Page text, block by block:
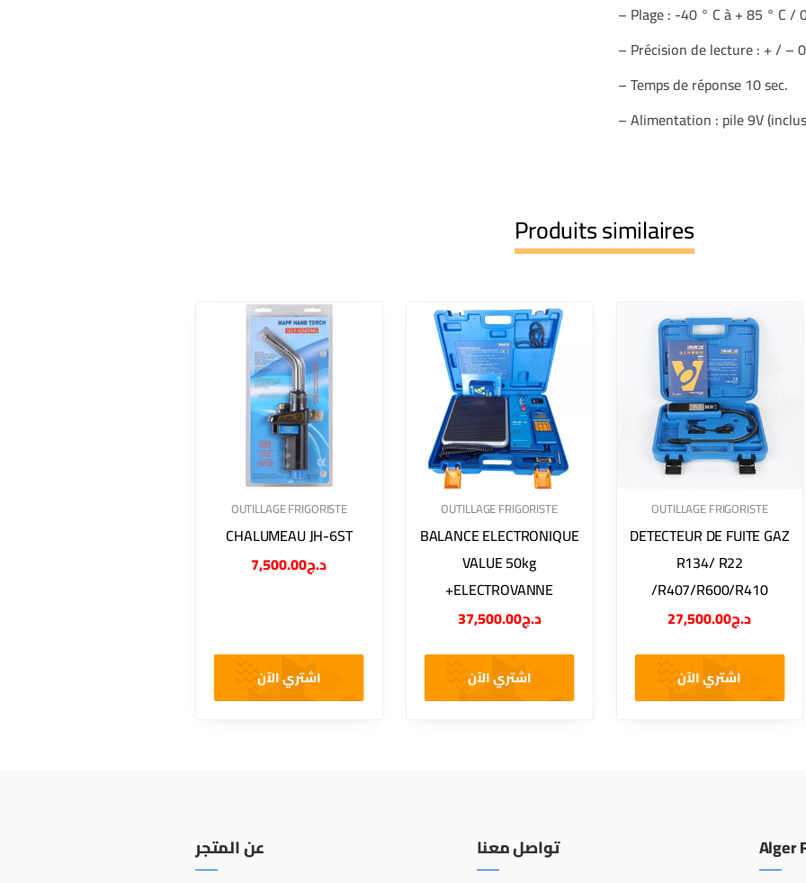
– Plage : -40 ° C à + 85 ° C /
– Précision de lecture : + / –
– Temps de réponse 10 sec.
– Alimentation : pile 9V
Produits similaires
OUTILLAGE FRIGORISTE
CHALUMEAU JH-6ST
د.ج7,500.00
اشتري الآن
OUTILLAGE FRIGORISTE
BALANCE ELECTRONIQUE
VALUE 50kg
+ELECTROVANNE
د.ج37,500.00
اشتري الآن
OUTILLAGE FRIGORISTE
DETECTEUR DE FUITE GAZ
R134/ R22
/R407/R600/R410
د.ج27,500.00
اشتري الآن
عن المتجر تواصل معنا Alger